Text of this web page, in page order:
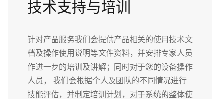
技术支持与培训
针对产品服务我们会提供产品相关的使用技术文
档及操作使用说明等文件资料，并安排专家人员
作进一步的培训及讲解；同时对于您的设备操作
人员， 我们会根据个人及团队的不同情况进行
技能评估，并制定培训计划，对于系统的整体使